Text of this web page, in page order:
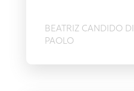
BEATRIZ CANDIDO DI
PAOLO